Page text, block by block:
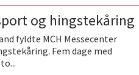
og hingstekåring
fyldte MCH Messecenter
Fem dage med